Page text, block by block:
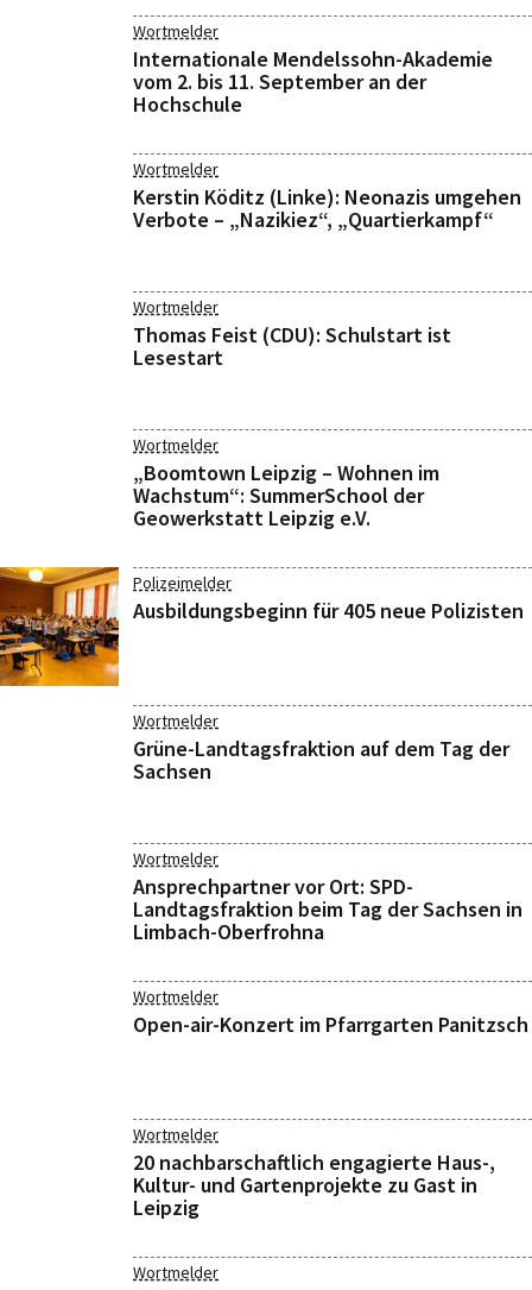
Wortmelder
Internationale Mendelssohn-Akademie
vom 2. bis 11. September an der
Hochschule
Wortmelder
Kerstin Köditz (Linke): Neonazis umgehen
Verbote – „Nazikiez“, „Quartierkampf“
Wortmelder
Thomas Feist (CDU): Schulstart ist
Lesestart
Wortmelder
„Boomtown Leipzig – Wohnen im
Wachstum“: SummerSchool der
Geowerkstatt Leipzig e.V.
Polizeimelder
Ausbildungsbeginn für 405 neue Polizisten
Wortmelder
Grüne-Landtagsfraktion auf dem Tag der
Sachsen
Wortmelder
Ansprechpartner vor Ort: SPD-
Landtagsfraktion beim Tag der Sachsen in
Limbach-Oberfrohna
Wortmelder
Open-air-Konzert im Pfarrgarten Panitzsch
Wortmelder
20 nachbarschaftlich engagierte Haus-,
Kultur- und Gartenprojekte zu Gast in
Leipzig
Wortmelder